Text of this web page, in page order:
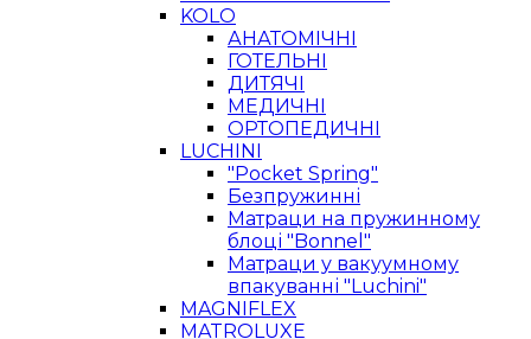
KOLO
АНАТОМІЧНІ
ГОТЕЛЬНІ
ДИТЯЧІ
МЕДИЧНІ
ОРТОПЕДИЧНІ
LUCHINI
"Pocket Spring"
Безпружинні
Матраци на пружинному
блоці "Bonnel"
Матраци у вакуумному
впакуванні "Luchini"
MAGNIFLEX
MATROLUXE